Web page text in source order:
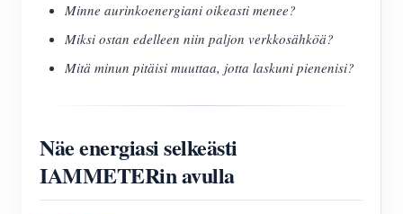
Minne aurinkoenergiani oikeasti menee?
Miksi ostan edelleen niin paljon verkkosähköä?
Mitä minun pitäisi muuttaa, jotta laskuni pienenisi?
Näe energiasi selkeästi
IAMMETERin avulla